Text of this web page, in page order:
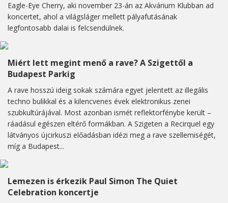
Eagle-Eye Cherry, aki november 23-án az Akvárium Klubban ad
koncertet, ahol a világsláger mellett pályafutásának
legfontosabb dalai is felcsendülnek.
Miért lett megint menő a rave? A Szigettől a
Budapest Parkig
A rave hosszú ideig sokak számára egyet jelentett az illegális
techno bulikkal és a kilencvenes évek elektronikus zenei
szubkultúrájával. Most azonban ismét reflektorfénybe került –
ráadásul egészen eltérő formákban. A Szigeten a Recirquel egy
látványos újcirkuszi előadásban idézi meg a rave szellemiségét,
míg a Budapest...
Lemezen is érkezik Paul Simon The Quiet
Celebration koncertje